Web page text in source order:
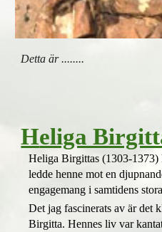
Detta är ........
Heliga
Heliga Birgittas (1303-
ledde henne mot en
engagemang i samtidens
Det jag fascinerats av är det
Birgitta. Hennes liv var